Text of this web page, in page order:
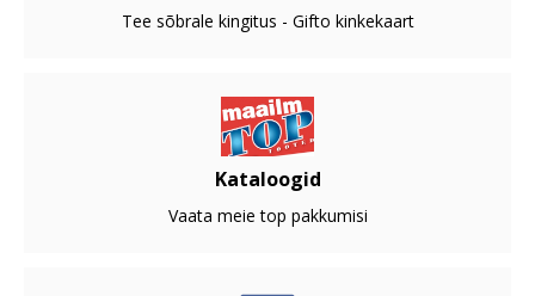
Tee sõbrale kingitus - Gifto kinkekaart
Kataloogid
Vaata meie top pakkumisi